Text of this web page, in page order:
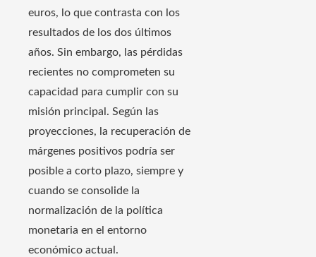
euros, lo que contrasta con los
resultados de los dos últimos
años. Sin embargo, las pérdidas
recientes no comprometen su
capacidad para cumplir con su
misión principal. Según las
proyecciones, la recuperación de
márgenes positivos podría ser
posible a corto plazo, siempre y
cuando se consolide la
normalización de la política
monetaria en el entorno
económico actual.